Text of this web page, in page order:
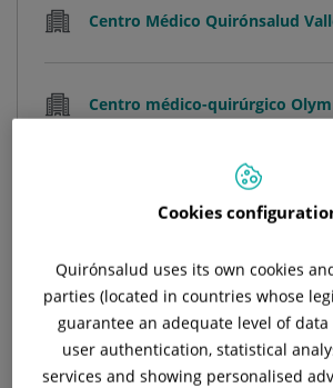
Centro Médico Quirónsalud
Centro médico-quirúrgico
Ver ficha
Agustin Carreño Parrilla
FACULTATIVO
Cookies
Quirónsalud uses its own cookies
parties (located in countries whose
guarantee an adequate level of
user authentication, statistical
services and showing personalised